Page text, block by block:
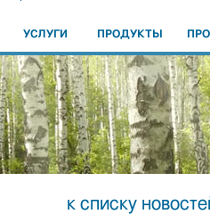
УСЛУГИ ПРОДУКТЫ
к списку